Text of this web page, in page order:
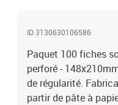
ID 3130630106586
Paquet 100 fiches
perforé -
de régularité.
partir de pâte à